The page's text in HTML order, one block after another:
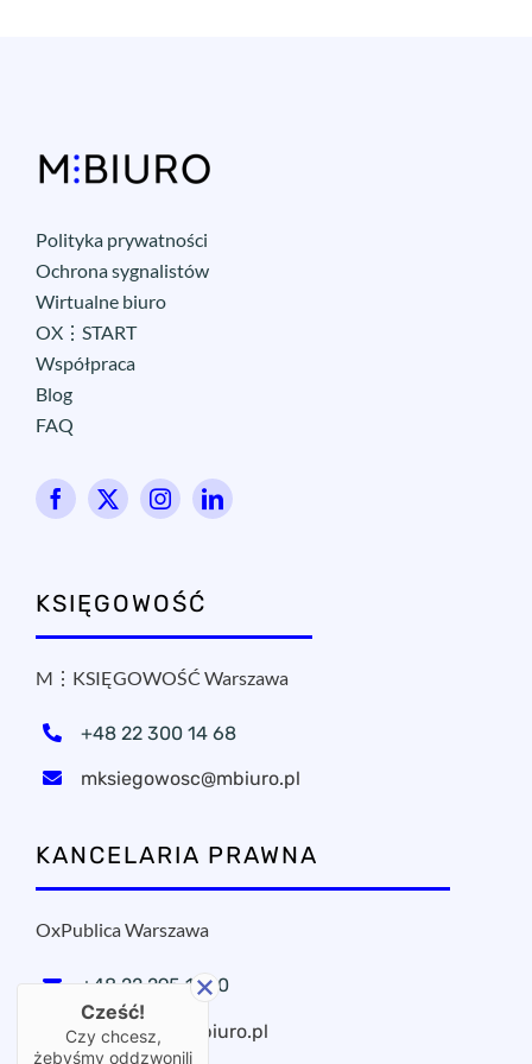
Polityka prywatności
Ochrona sygnalistów
Wirtualne biuro
OX⋮START
Współpraca
Blog
FAQ
KSIĘGOWOŚĆ
M⋮KSIĘGOWOŚĆ Warszawa
+48 22 300 14 68
mksiegowosc@mbiuro.pl
KANCELARIA PRAWNA
OxPublica Warszawa
+48 22 295 11 20
oxpublica@mbiuro.pl
Cześć!
Czy chcesz,
żebyśmy oddzwonili